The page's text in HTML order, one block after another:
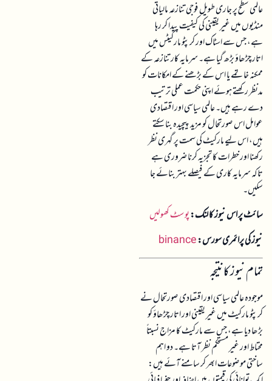
عالمی سطح پر جاری طویل فوجی تنازعہ مالیاتی
منڈیوں میں غیر یقینی کی کیفیت پیدا کر رہا
ہے، جس سے اسٹاک اور کرپٹو مارکیٹس میں
اتار چڑھاؤ بڑھ گیا ہے۔ سرمایہ کار تنازعہ کے
ممکنہ خاتمے یا اس کے بڑھنے کے امکانات کو
مدنظر رکھتے ہوئے اپنی حکمت عملی ترتیب
دے رہے ہیں۔ عالمی سیاسی اور اقتصادی
عوامل اس صورتحال کو مزید پیچیدہ بنا سکتے
ہیں، اس لیے مارکیٹ کی سمت پر گہری نظر
رکھنا اور خطرات کا تجزیہ کرنا ضروری ہے
تاکہ سرمایہ کاری کے فیصلے بہتر بنائے جا
سکیں۔
سائٹ پر اس نیوز کا لنک:پوسٹ کھولیں
نیوز کی پرائمری سورس:binance
تمام نیوز کا نتیجہ
موجودہ عالمی سیاسی اور اقتصادی صورتحال نے
کرپٹو مارکیٹ میں غیر یقینی اور اتار چڑھاؤ کو
بڑھا دیا ہے، جس سے مارکیٹ کا مزاج نسبتاً
محتاط اور غیر مستحکم نظر آتا ہے۔ دو اہم
ساختی موضوعات ابھر کر سامنے آئے ہیں: